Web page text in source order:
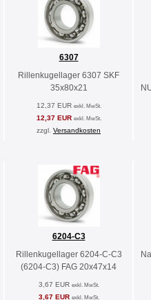
6307
Rillenkugellager 6307 SKF
35x80x21
12,37 EUR exkl. MwSt.
12,37 EUR exkl. MwSt.
zzgl. Versandkosten
6204-C3
Rillenkugellager 6204-C-C3
(6204-C3) FAG 20x47x14
3,67 EUR exkl. MwSt.
3,67 EUR exkl. MwSt.